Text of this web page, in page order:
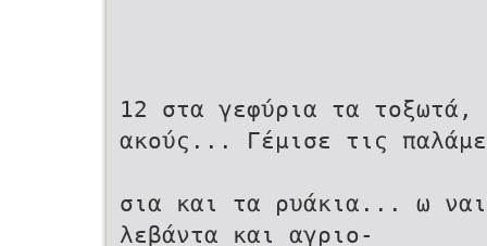
12 στα γεφύρια τα
ακούς... Γέμισε τις
σια και τα ρυάκια... ω
λεβάντα και αγριο-